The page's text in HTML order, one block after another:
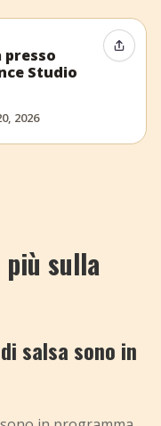
presso
Studio
2026
sulla
salsa sono in